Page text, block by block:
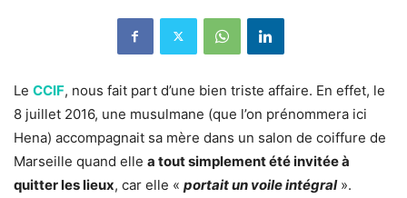
Le CCIF, nous fait part d’une bien triste affaire. En effet, le
8 juillet 2016, une musulmane (que l’on prénommera ici
Hena) accompagnait sa mère dans un salon de coiffure de
Marseille quand elle a tout simplement été invitée à
quitter les lieux, car elle « portait un voile intégral ».